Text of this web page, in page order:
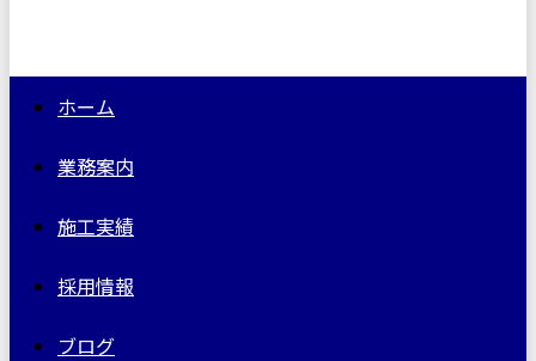
ホーム
業務案内
施工実績
採用情報
ブログ